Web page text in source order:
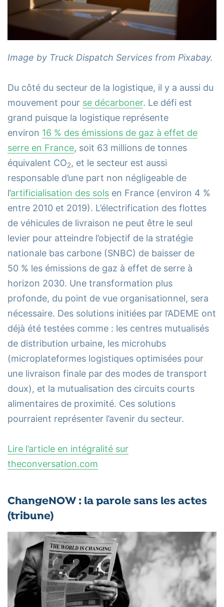
Image by Truck Dispatch Services from Pixabay.
Du côté du secteur de la logistique, il y a aussi du
mouvement pour se décarboner. Le défi est
grand puisque la logistique représente
environ 16 % des émissions de gaz à effet de
serre en France, soit 63 millions de tonnes
équivalent CO2, et le secteur est aussi
responsable d’une part non négligeable de
l’artificialisation des sols en France (environ 4 %
entre 2010 et 2019). L’électrification des flottes
de véhicules de livraison ne peut être le seul
levier pour atteindre l’objectif de la stratégie
nationale bas carbone (SNBC) de baisser de
50 % les émissions de gaz à effet de serre à
horizon 2030. Une transformation plus
profonde, du point de vue organisationnel, sera
nécessaire. Des solutions initiées par l’ADEME ont
déjà été testées comme : les centres mutualisés
de distribution urbaine, les microhubs
(microplateformes logistiques optimisées pour
une livraison finale par des modes de transport
doux), et la mutualisation des circuits courts
alimentaires de proximité. Ces solutions
pourraient représenter l’avenir du secteur.
Lire l’article en intégralité sur
theconversation.com
ChangeNOW : la parole sans les actes
(tribune)